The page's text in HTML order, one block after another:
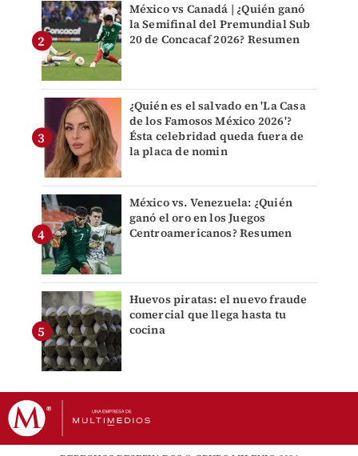
México vs Canadá | ¿Quién ganó
la Semifinal del Premundial Sub
20 de Concacaf 2026? Resumen
¿Quién es el salvado en 'La Casa
de los Famosos México 2026'?
Ésta celebridad queda fuera de
la placa de nomin
México vs. Venezuela: ¿Quién
ganó el oro en los Juegos
Centroamericanos? Resumen
Huevos piratas: el nuevo fraude
comercial que llega hasta tu
cocina